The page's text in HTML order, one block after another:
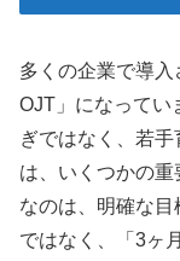
多くの企業で導
OJT」になってい
ぎではなく、若
は、いくつかの
なのは、明確な
ではなく、「3ヶ